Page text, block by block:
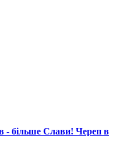
- більше Слави! Череп в